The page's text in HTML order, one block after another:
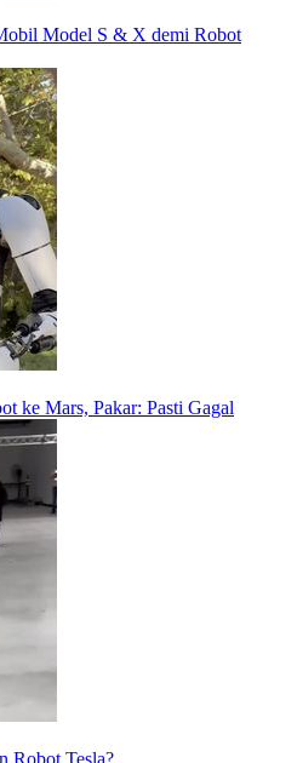
Model S & X demi Robot
ke Mars, Pakar: Pasti Gagal
Robot Tesla?